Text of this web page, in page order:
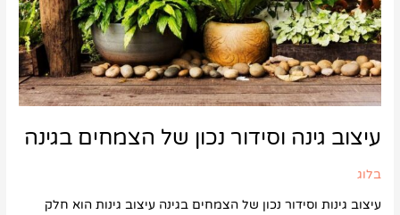
עיצוב גינה וסידור נכון של הצמחים בגינה
בלוג
עיצוב גינות וסידור נכון של הצמחים בגינה עיצוב גינות הוא חלק